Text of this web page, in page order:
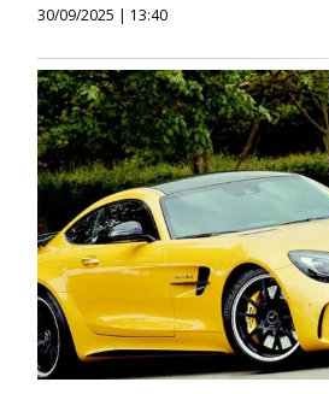
30/09/2025 | 13:40